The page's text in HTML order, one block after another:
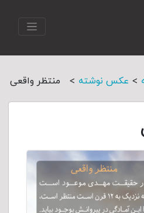
> عکس نوشته > منتظر واقعی